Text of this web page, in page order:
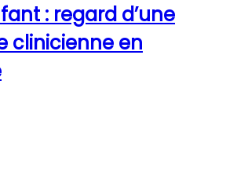
: regard d’une
clinicienne en